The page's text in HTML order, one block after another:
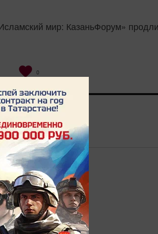
мир: КазаньФорум»
0